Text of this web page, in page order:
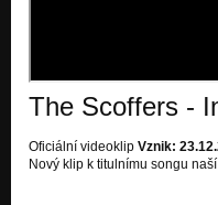
I'm Like Envy
Out of Control
The Scoffers -
Oficiální videoklip Vznik:
Nový klip k titulnímu songu